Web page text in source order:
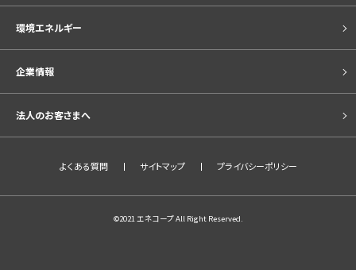
環境エネルギー
企業情報
法人のお客さまへ
よくある質問 サイトマップ プライバシーポリシー
©2021 エネコープ All Right Reserved.